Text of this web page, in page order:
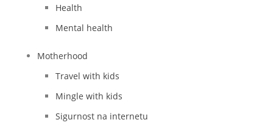
Health
Mental health
Motherhood
Travel with kids
Mingle with kids
Sigurnost na internetu